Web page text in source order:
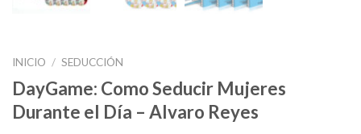
INICIO / SEDUCCIÓN
DayGame: Como Seducir Mujeres
Durante el Día – Alvaro Reyes